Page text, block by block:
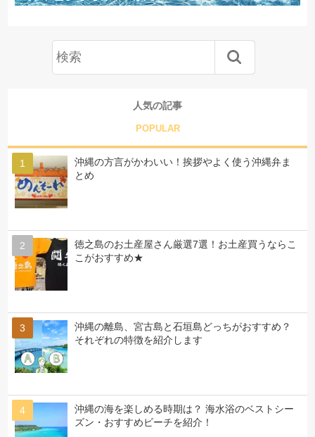
人気の記事
POPULAR
沖縄の方言がかわいい！挨拶やよく使う沖縄弁ま
とめ
徳之島のお土産屋さん厳選7選！お土産買うならこ
こがおすすめ★
沖縄の離島、宮古島と石垣島どっちがおすすめ？
それぞれの特徴を紹介します
沖縄の海を楽しめる時期は？ 海水浴のベストシー
ズン・おすすめビーチを紹介！